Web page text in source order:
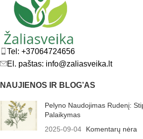
Tel: +37064724656
El. paštas: info@zaliasveika.lt
NAUJIENOS IR BLOG’AS
Pelyno Naudojimas Rudenį:
Palaikymas
2025-09-04
Komentarų nėra